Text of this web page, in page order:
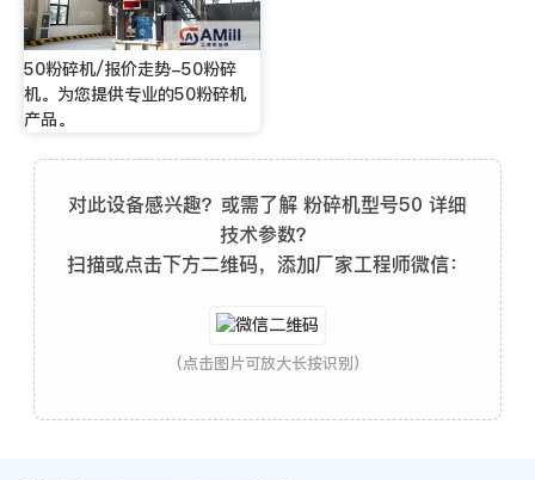
50粉碎机/报价走势-50粉碎
机。为您提供专业的50粉碎机
产品。
对此设备感兴趣？或需了解 粉碎机型号50 详细
技术参数？
扫描或点击下方二维码，添加厂家工程师微信：
(点击图片可放大长按识别)